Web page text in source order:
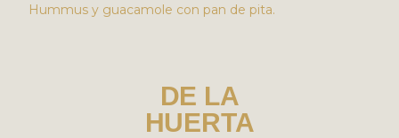
Hummus y guacamole con pan de pita.
DE LA
HUERTA